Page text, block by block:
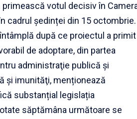
votul decisiv în
cadrul ședinței din 15 octombrie.
după ce proiectul a primit
de adoptare, din partea
administraţie publică şi
şi imunităţi, menționează
substanțial legislația
săptămâna următoare se